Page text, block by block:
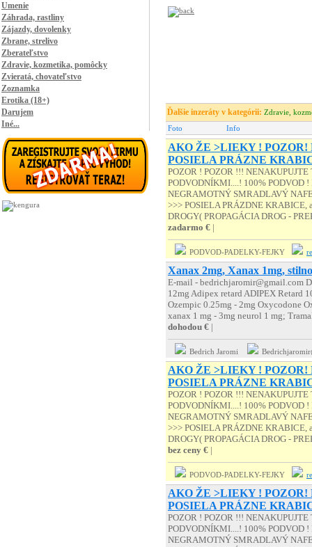
Umenie
Záhrada, rastliny
Zájazdy, dovolenky
Zbrane, strelivo
Zberateľstvo
Zdravie, kozmetika, pomôcky
Zvieratá, chovateľstvo
Zoznamka
Erotika (18+)
Darujem
Iné...
Ďalšie inzeráty v kategórii: Zdravie,
Foto
Info
AKO ŽE >LIEKY ! POZOR!
POSIELA PRÁZNE
POZOR ! POZOR !!!
PODVODNÍKMI....! 100% PODVOD
NEGRAMOTNÝ SMRADLAVÝ
>>> POSIELA PRÁZDNE KRABICE,
DROGY( PROPAGÁCIA DROG -
zadarmo € |
PODVOD-PADELKY-FEJKY
Xanax 2mg, Xanax 1mg,
E-mail - bedrichjaromir@gmail.com
12mg Adipex retard ADIPEX Retard
Ozempic 0.25mg - 2mg Oxycodone
xanax 1 mg - 3mg neurol 1 mg;
dohodou € |
Bedrich Jaromi
AKO ŽE >LIEKY ! POZOR!
POSIELA PRÁZNE
POZOR ! POZOR !!!
PODVODNÍKMI....! 100% PODVOD
NEGRAMOTNÝ SMRADLAVÝ
>>> POSIELA PRÁZDNE KRABICE,
DROGY( PROPAGÁCIA DROG -
bez ceny € |
PODVOD-PADELKY-FEJKY
AKO ŽE >LIEKY ! POZOR!
POSIELA PRÁZNE
POZOR ! POZOR !!!
PODVODNÍKMI....! 100% PODVOD
NEGRAMOTNÝ SMRADLAVÝ